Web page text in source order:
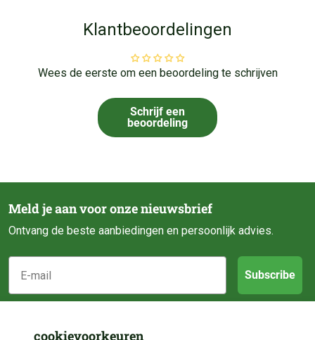
Klantbeoordelingen
Wees de eerste om een beoordeling te schrijven
Schrijf een
beoordeling
Meld je aan voor onze nieuwsbrief
Ontvang de beste aanbiedingen en persoonlijk advies.
E-mail
Subscribe
Klantenservice
cookievoorkeuren